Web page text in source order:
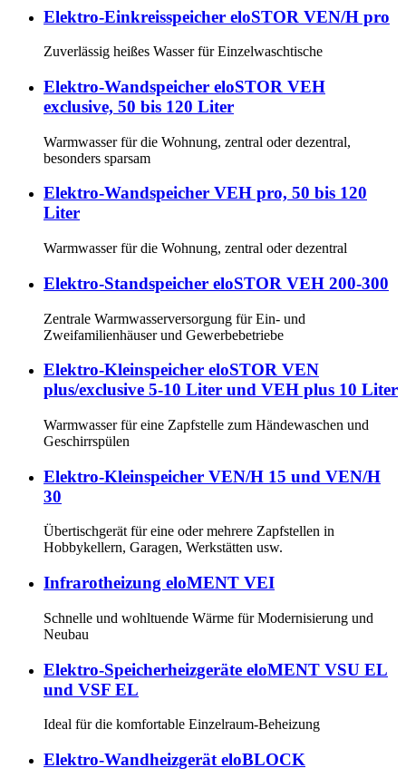
Elektro-Einkreisspeicher eloSTOR VEN/H pro
Zuverlässig heißes Wasser für Einzelwaschtische
Elektro-Wandspeicher eloSTOR VEH
exclusive, 50 bis 120 Liter
Warmwasser für die Wohnung, zentral oder dezentral,
besonders sparsam
Elektro-Wandspeicher VEH pro, 50 bis 120
Liter
Warmwasser für die Wohnung, zentral oder dezentral
Elektro-Standspeicher eloSTOR VEH 200-300
Zentrale Warmwasserversorgung für Ein- und
Zweifamilienhäuser und Gewerbebetriebe
Elektro-Kleinspeicher eloSTOR VEN
plus/exclusive 5-10 Liter und VEH plus 10 Liter
Warmwasser für eine Zapfstelle zum Händewaschen und
Geschirrspülen
Elektro-Kleinspeicher VEN/H 15 und VEN/H
30
Übertischgerät für eine oder mehrere Zapfstellen in
Hobbykellern, Garagen, Werkstätten usw.
Infrarotheizung eloMENT VEI
Schnelle und wohltuende Wärme für Modernisierung und
Neubau
Elektro-Speicherheizgeräte eloMENT VSU EL
und VSF EL
Ideal für die komfortable Einzelraum-Beheizung
Elektro-Wandheizgerät eloBLOCK